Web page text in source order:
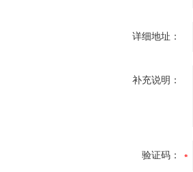
详细地址：
补充说明：
验证码：